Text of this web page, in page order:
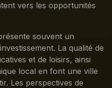
vers les opportunités
souvent un
La qualité de
et de loisirs, ainsi
local en font une ville
Les perspectives de